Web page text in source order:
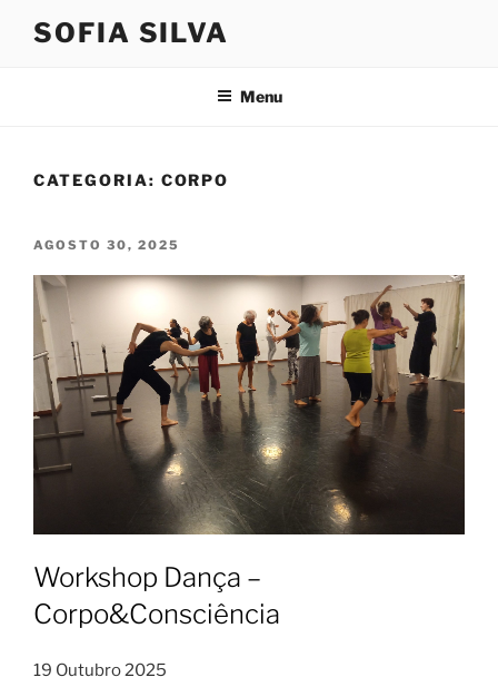
SOFIA SILVA
Menu
CATEGORIA: CORPO
PUBLICADO
AGOSTO 30, 2025
Workshop Dança –
Corpo&Consciência
19 Outubro 2025